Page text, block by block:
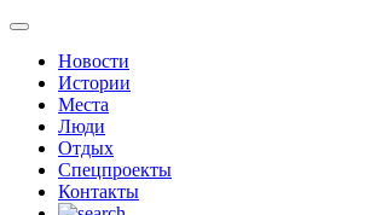
Новости
Истории
Места
Люди
Отдых
Спецпроекты
Контакты